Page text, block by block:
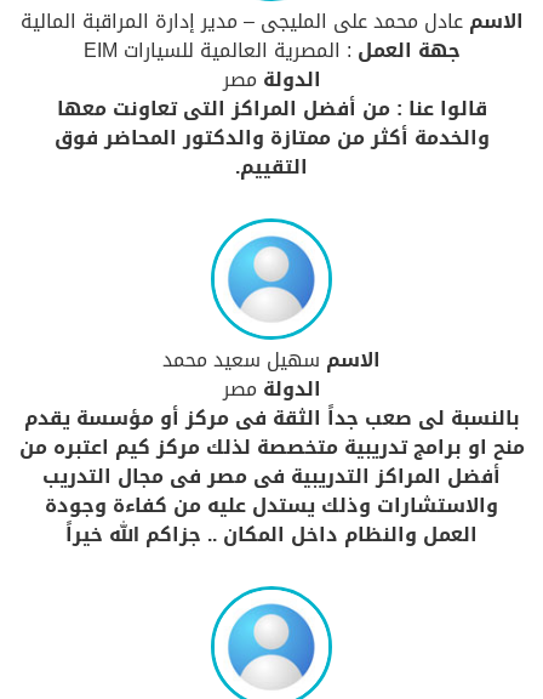
الاسمعادل محمد على المليجى – مدير إدارة المراقبة المالية
جهة العمل : المصرية العالمية للسيارات EIM
الدولة مصر
قالوا عنا : من أفضل المراكز التى تعاونت معها
والخدمة أكثر من ممتازة والدكتور المحاضر فوق
التقييم.
الاسم سهيل سعيد محمد
الدولة مصر
بالنسبة لى صعب جداً الثقة فى مركز أو مؤسسة يقدم
منح او برامج تدريبية متخصصة لذلك مركز كيم اعتبره من
أفضل المراكز التدريبية فى مصر فى مجال التدريب
والاستشارات وذلك يستدل عليه من كفاءة وجودة
العمل والنظام داخل المكان .. جزاكم الله خيراً